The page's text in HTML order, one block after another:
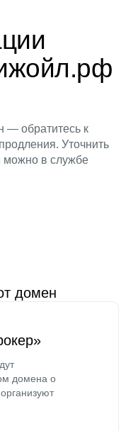
— обратитесь к
Уточнить
можно в службе
домен
домена о